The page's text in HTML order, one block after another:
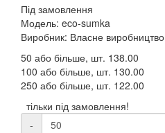
Під замовлення
Модель: eco-sumka
Виробник: Власне виробництво
50 або більше, шт. 138.00
100 або більше, шт. 130.00
250 або більше, шт. 122.00
тільки під замовлення!
-